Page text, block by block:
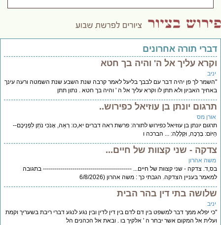
דברי תורה אחרונים
וקרא עליך אל ה' והיה בך חטא
יניב
"השמר לך פן יהיה דבר עם לבבך בליעל לאמר קרבה שנת השבע שנת השמטה ורעה עינך
באחיך האביון ולא תתן לו וקרא עליך אל ה ' והיה בך חטא . נתון תתן
תרגום יונתן בן עוזיאל כפירוש..
אורן מס
תרגום יונתן בן עוזיאל כפירוש לתורה: פרשת ראה דברים יא,כו: רְאֵה, אָנֹכִי נֹתֵן לִפְנֵיכֶם--
הַיּוֹם: בְּרָכָה, וּקְלָלָה: ... הברכה ו
צדקה - שני קצוות של חיים...
משה אהרון
בס,ד. צדקה - שני קצוות של חיים... --------------------------------------------- בתגובה
למאמר בעניין הצדקה. הגבתי כך : משה אהרון (6/8/2026
שלושה בתי דין בהר הבית
יניב
"כי יפלא ממך דבר למשפט בין דם לדם בין דין לדין ובין נגע לנגע דברי ריבת בשעריך וקמת
ועלית אל המקום אשר יבחר ה ' אלקיך בו . ובאת אל הכהנים הל